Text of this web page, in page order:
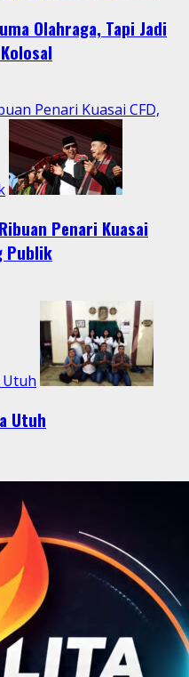
Olahraga, Tapi Jadi
Penari Kuasai CFD,
Penari Kuasai
Publik
Utuh
Utuh